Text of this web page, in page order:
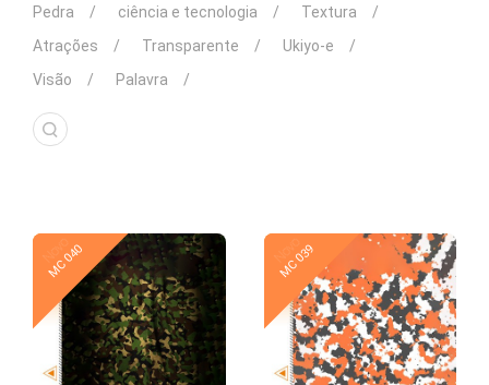
Pedra
ciência e tecnologia
Textura
Atrações
Transparente
Ukiyo-e
Visão
Palavra
Novo
MC 040 Novo
MC 039